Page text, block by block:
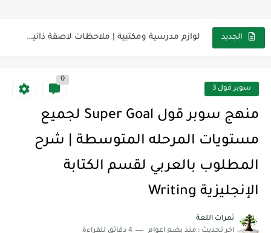
الجديد لوازم مدرسية ومكتبية | ملاحظات لاصقة ذاتية على شكل قلب...
سوبر قول 3
0
منهج سوبر قول Super Goal لجميع
مستويات المرحله المتوسطة | شرح
المطلوب بالعربي لقسم الكتابة
الإنجليزية Writing
ثمرات اللغة
اخر تحديث : منذ بضع اعوام 4 دقائق للقراءة